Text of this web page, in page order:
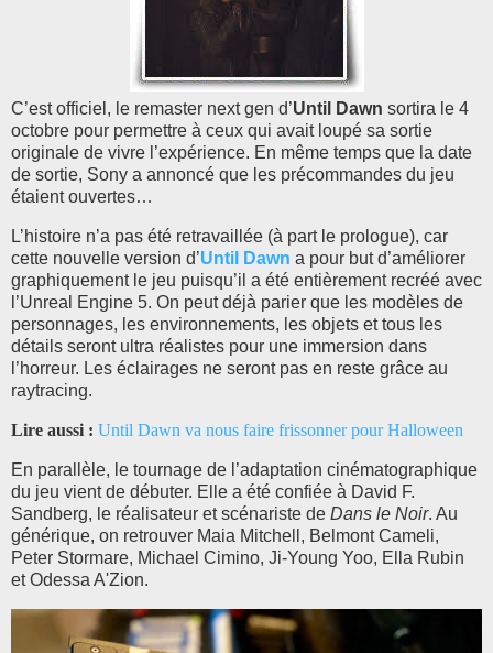
C’est officiel, le remaster next gen d’Until Dawn sortira le 4
octobre pour permettre à ceux qui avait loupé sa sortie
originale de vivre l’expérience. En même temps que la date
de sortie, Sony a annoncé que les précommandes du jeu
étaient ouvertes…
L’histoire n’a pas été retravaillée (à part le prologue), car
cette nouvelle version d’Until Dawn a pour but d’améliorer
graphiquement le jeu puisqu’il a été entièrement recréé avec
l’Unreal Engine 5. On peut déjà parier que les modèles de
personnages, les environnements, les objets et tous les
détails seront ultra réalistes pour une immersion dans
l’horreur. Les éclairages ne seront pas en reste grâce au
raytracing.
Lire aussi : Until Dawn va nous faire frissonner pour Halloween
En parallèle, le tournage de l’adaptation cinématographique
du jeu vient de débuter. Elle a été confiée à David F.
Sandberg, le réalisateur et scénariste de Dans le Noir. Au
générique, on retrouver Maia Mitchell, Belmont Cameli,
Peter Stormare, Michael Cimino, Ji-Young Yoo, Ella Rubin
et Odessa A'Zion.